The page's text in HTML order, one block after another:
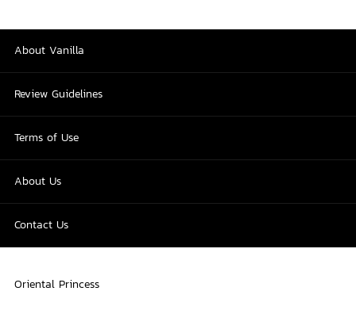
About Vanilla
Review Guidelines
Terms of Use
About Us
Contact Us
Oriental Princess